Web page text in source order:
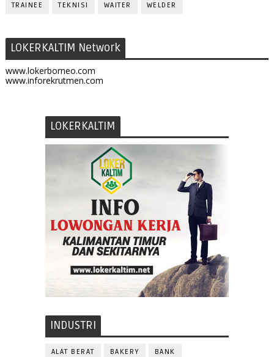
TRAINEE TEKNISI WAITER WELDER
LOKERKALTIM Network
www.lokerborneo.com
www.inforekrutmen.com
LOKERKALTIM
INDUSTRI
ALAT BERAT BAKERY BANK